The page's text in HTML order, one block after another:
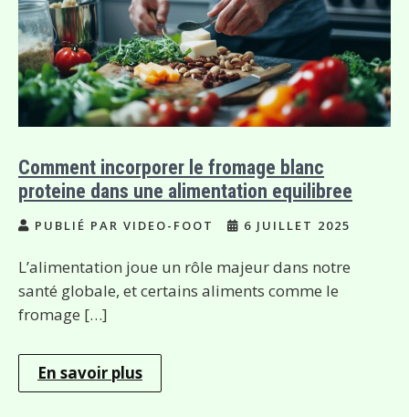
Comment incorporer le fromage blanc
proteine dans une alimentation equilibree
PUBLIÉ PAR VIDEO-FOOT 6 JUILLET 2025
L’alimentation joue un rôle majeur dans notre
santé globale, et certains aliments comme le
fromage […]
En savoir plus